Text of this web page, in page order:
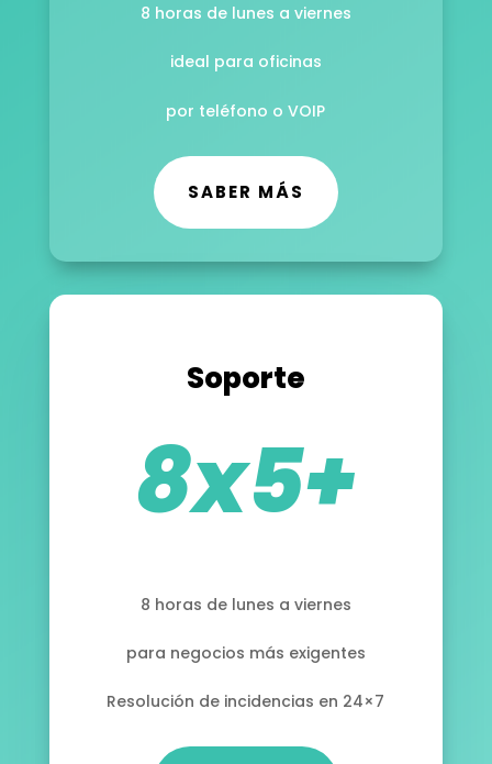
8 horas de lunes a viernes
ideal para oficinas
por teléfono o VOIP
SABER MÁS
Soporte
8x5+
8 horas de lunes a viernes
para negocios más exigentes
Resolución de incidencias en 24×7